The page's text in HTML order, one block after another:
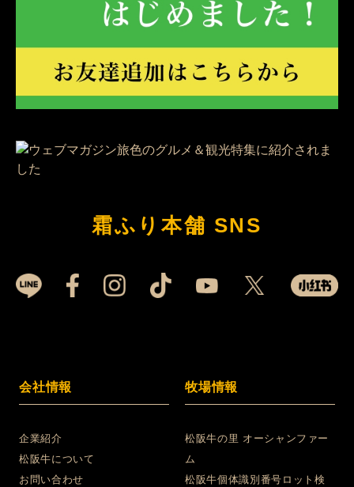
霜ふり本舗 SNS
会社情報
企業紹介
松阪牛について
お問い合わせ
牧場情報
松阪牛の里 オーシャンファー
ム
松阪牛個体識別番号ロット検